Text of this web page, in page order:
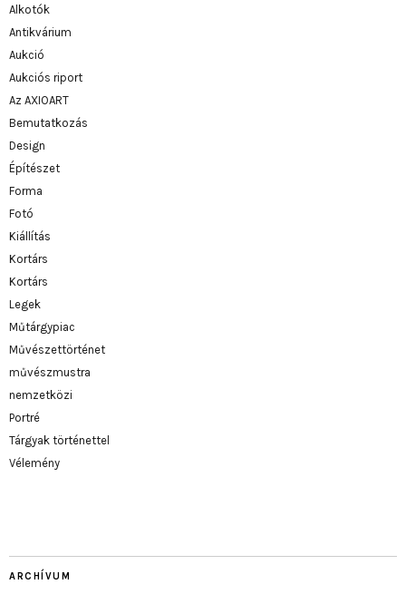
Alkotók
Antikvárium
Aukció
Aukciós riport
Az AXIOART
Bemutatkozás
Design
Építészet
Forma
Fotó
Kiállítás
Kortárs
Kortárs
Legek
Műtárgypiac
Művészettörténet
művészmustra
nemzetközi
Portré
Tárgyak történettel
Vélemény
ARCHÍVUM